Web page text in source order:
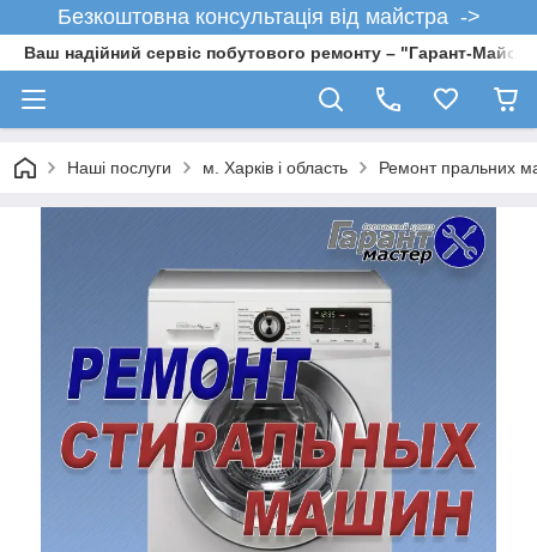
Безкоштовна консультація від майстра ->
Ваш надійний сервіс побутового ремонту – "Гарант-
Наші послуги м. Харків і область Ремонт пральних